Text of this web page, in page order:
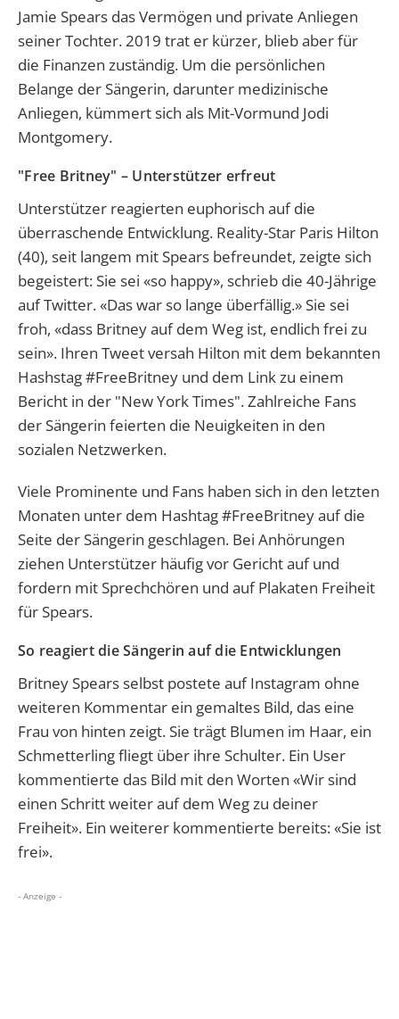
Jamie Spears das Vermögen und private Anliegen
seiner Tochter. 2019 trat er kürzer, blieb aber für
die Finanzen zuständig. Um die persönlichen
Belange der Sängerin, darunter medizinische
Anliegen, kümmert sich als Mit-Vormund Jodi
Montgomery.
"Free Britney" – Unterstützer erfreut
Unterstützer reagierten euphorisch auf die
überraschende Entwicklung. Reality-Star Paris Hilton
(40), seit langem mit Spears befreundet, zeigte sich
begeistert: Sie sei «so happy», schrieb die 40-Jährige
auf Twitter. «Das war so lange überfällig.» Sie sei
froh, «dass Britney auf dem Weg ist, endlich frei zu
sein». Ihren Tweet versah Hilton mit dem bekannten
Hashstag #FreeBritney und dem Link zu einem
Bericht in der "New York Times". Zahlreiche Fans
der Sängerin feierten die Neuigkeiten in den
sozialen Netzwerken.
Viele Prominente und Fans haben sich in den letzten
Monaten unter dem Hashtag #FreeBritney auf die
Seite der Sängerin geschlagen. Bei Anhörungen
ziehen Unterstützer häufig vor Gericht auf und
fordern mit Sprechchören und auf Plakaten Freiheit
für Spears.
So reagiert die Sängerin auf die Entwicklungen
Britney Spears selbst postete auf Instagram ohne
weiteren Kommentar ein gemaltes Bild, das eine
Frau von hinten zeigt. Sie trägt Blumen im Haar, ein
Schmetterling fliegt über ihre Schulter. Ein User
kommentierte das Bild mit den Worten «Wir sind
einen Schritt weiter auf dem Weg zu deiner
Freiheit». Ein weiterer kommentierte bereits: «Sie ist
frei».
- Anzeige -